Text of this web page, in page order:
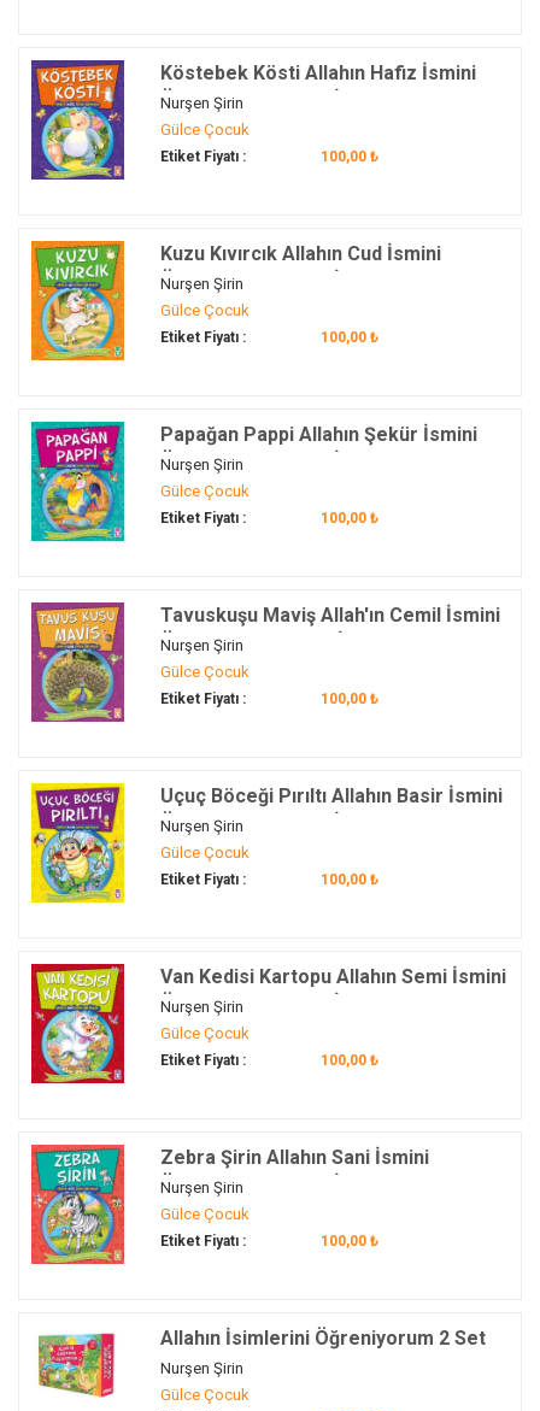
Köstebek Kösti Allahın Hafiz İsmini
Öğreniyor - Allahın İsimlerini
Öğreniyorum 2
Nurşen Şirin
Gülce Çocuk
Etiket Fiyatı : 100,00 ₺
Kuzu Kıvırcık Allahın Cud İsmini
Öğreniyor - Allahın İsimlerini
Öğreniyorum 2
Nurşen Şirin
Gülce Çocuk
Etiket Fiyatı : 100,00 ₺
Papağan Pappi Allahın Şekür İsmini
Öğreniyor - Allahın İsimlerini
Öğreniyorum 2
Nurşen Şirin
Gülce Çocuk
Etiket Fiyatı : 100,00 ₺
Tavuskuşu Maviş Allah'ın Cemil İsmini
Öğreniyor - Allah'ın İsimlerini
Öğreniyorum 2
Nurşen Şirin
Gülce Çocuk
Etiket Fiyatı : 100,00 ₺
Uçuç Böceği Pırıltı Allahın Basir İsmini
Öğreniyor - Allahın İsimlerini
Öğreniyorum 2
Nurşen Şirin
Gülce Çocuk
Etiket Fiyatı : 100,00 ₺
Van Kedisi Kartopu Allahın Semi İsmini
Öğreniyor - Allahın İsimlerini
Öğreniyorum 2
Nurşen Şirin
Gülce Çocuk
Etiket Fiyatı : 100,00 ₺
Zebra Şirin Allahın Sani İsmini
Öğreniyor - Allahın İsimlerini
Öğreniyorum 2
Nurşen Şirin
Gülce Çocuk
Etiket Fiyatı : 100,00 ₺
Allahın İsimlerini Öğreniyorum 2 Set
(10 Kitap)
Nurşen Şirin
Gülce Çocuk